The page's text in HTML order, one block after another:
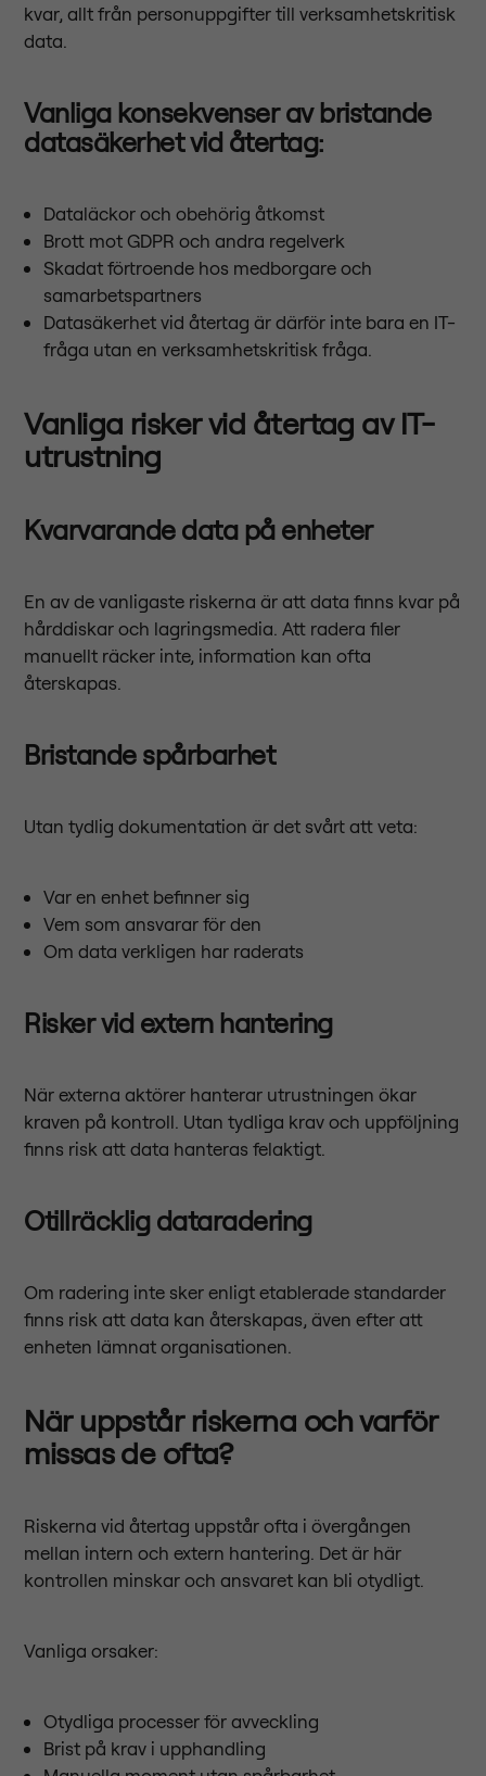
kvar, allt från personuppgifter till verksamhetskritisk
data.
Vanliga konsekvenser av bristande
datasäkerhet vid återtag:
Dataläckor och obehörig åtkomst
Brott mot GDPR och andra regelverk
Skadat förtroende hos medborgare och
samarbetspartners
Datasäkerhet vid återtag är därför inte bara en IT-
fråga utan en verksamhetskritisk fråga.
Vanliga risker vid återtag av IT-
utrustning
Kvarvarande data på enheter
En av de vanligaste riskerna är att data finns kvar på
hårddiskar och lagringsmedia. Att radera filer
manuellt räcker inte, information kan ofta
återskapas.
Bristande spårbarhet
Utan tydlig dokumentation är det svårt att veta:
Var en enhet befinner sig
Vem som ansvarar för den
Om data verkligen har raderats
Risker vid extern hantering
När externa aktörer hanterar utrustningen ökar
kraven på kontroll. Utan tydliga krav och uppföljning
finns risk att data hanteras felaktigt.
Otillräcklig dataradering
Om radering inte sker enligt etablerade standarder
finns risk att data kan återskapas, även efter att
enheten lämnat organisationen.
När uppstår riskerna och varför
missas de ofta?
Riskerna vid återtag uppstår ofta i övergången
mellan intern och extern hantering. Det är här
kontrollen minskar och ansvaret kan bli otydligt.
Vanliga orsaker:
Otydliga processer för avveckling
Brist på krav i upphandling